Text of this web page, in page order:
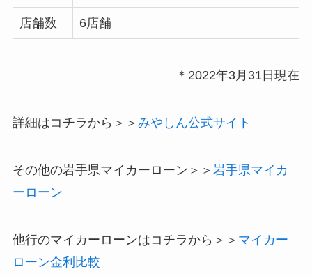
店舗数 6店舗
＊ 2022年3月31日現在
詳細はコチラから＞＞ みやしん公式サイト
その他の岩手県マイカーローン＞＞ 岩手県マイカ
ーローン
他行のマイカーローンはコチラから＞＞ マイカー
ローン金利比較